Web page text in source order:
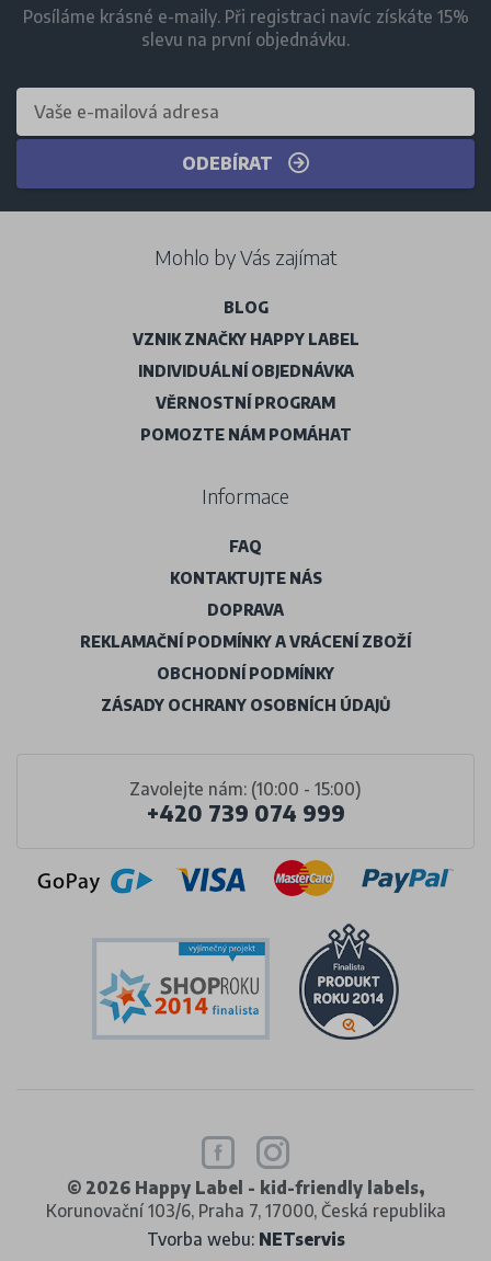
Posíláme krásné e-maily. Při registraci navíc získáte 15%
slevu na první objednávku.
ODEBÍRAT
Zavolejte nám: (10:00 - 15:00)
+420 739 074 999
Mohlo by Vás zajímat
BLOG
VZNIK ZNAČKY HAPPY LABEL
INDIVIDUÁLNÍ OBJEDNÁVKA
VĚRNOSTNÍ PROGRAM
POMOZTE NÁM POMÁHAT
Informace
FAQ
KONTAKTUJTE NÁS
DOPRAVA
REKLAMAČNÍ PODMÍNKY A VRÁCENÍ ZBOŽÍ
OBCHODNÍ PODMÍNKY
ZÁSADY OCHRANY OSOBNÍCH ÚDAJŮ
© 2026 Happy Label - kid-friendly labels,
Korunovační 103/6, Praha 7, 17000, Česká republika
Tvorba webu: NETservis